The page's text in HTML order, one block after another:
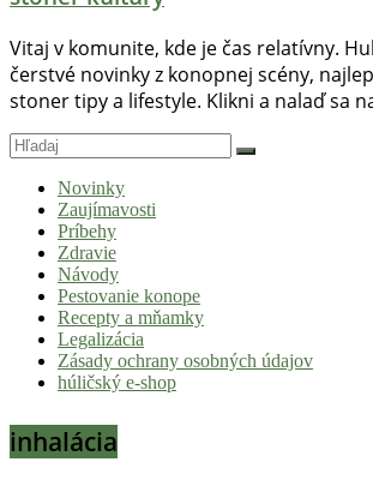
Vitaj v komunite, kde je čas relatívny.
čerstvé novinky z konopnej scény,
stoner tipy a lifestyle. Klikni a nalaď sa
Novinky
Zaujímavosti
Príbehy
Zdravie
Návody
Pestovanie konope
Recepty a mňamky
Legalizácia
Zásady ochrany osobných údajov
húličský e-shop
inhalácia